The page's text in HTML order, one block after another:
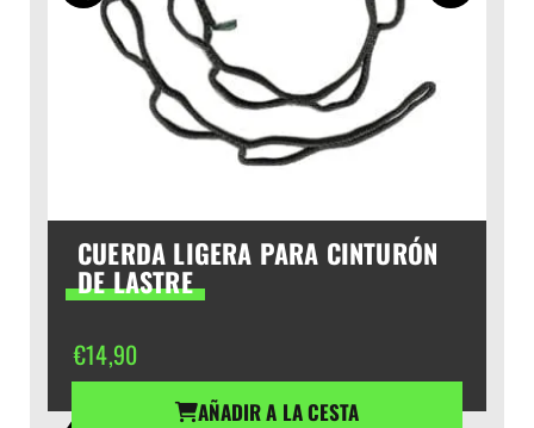
CUERDA LIGERA PARA CINTURÓN
DE LASTRE
€14,90
AÑADIR A LA CESTA